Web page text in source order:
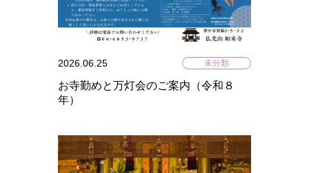
2026.06.25 未分類
お寺勤めと万灯会のご案内（令和８
年）